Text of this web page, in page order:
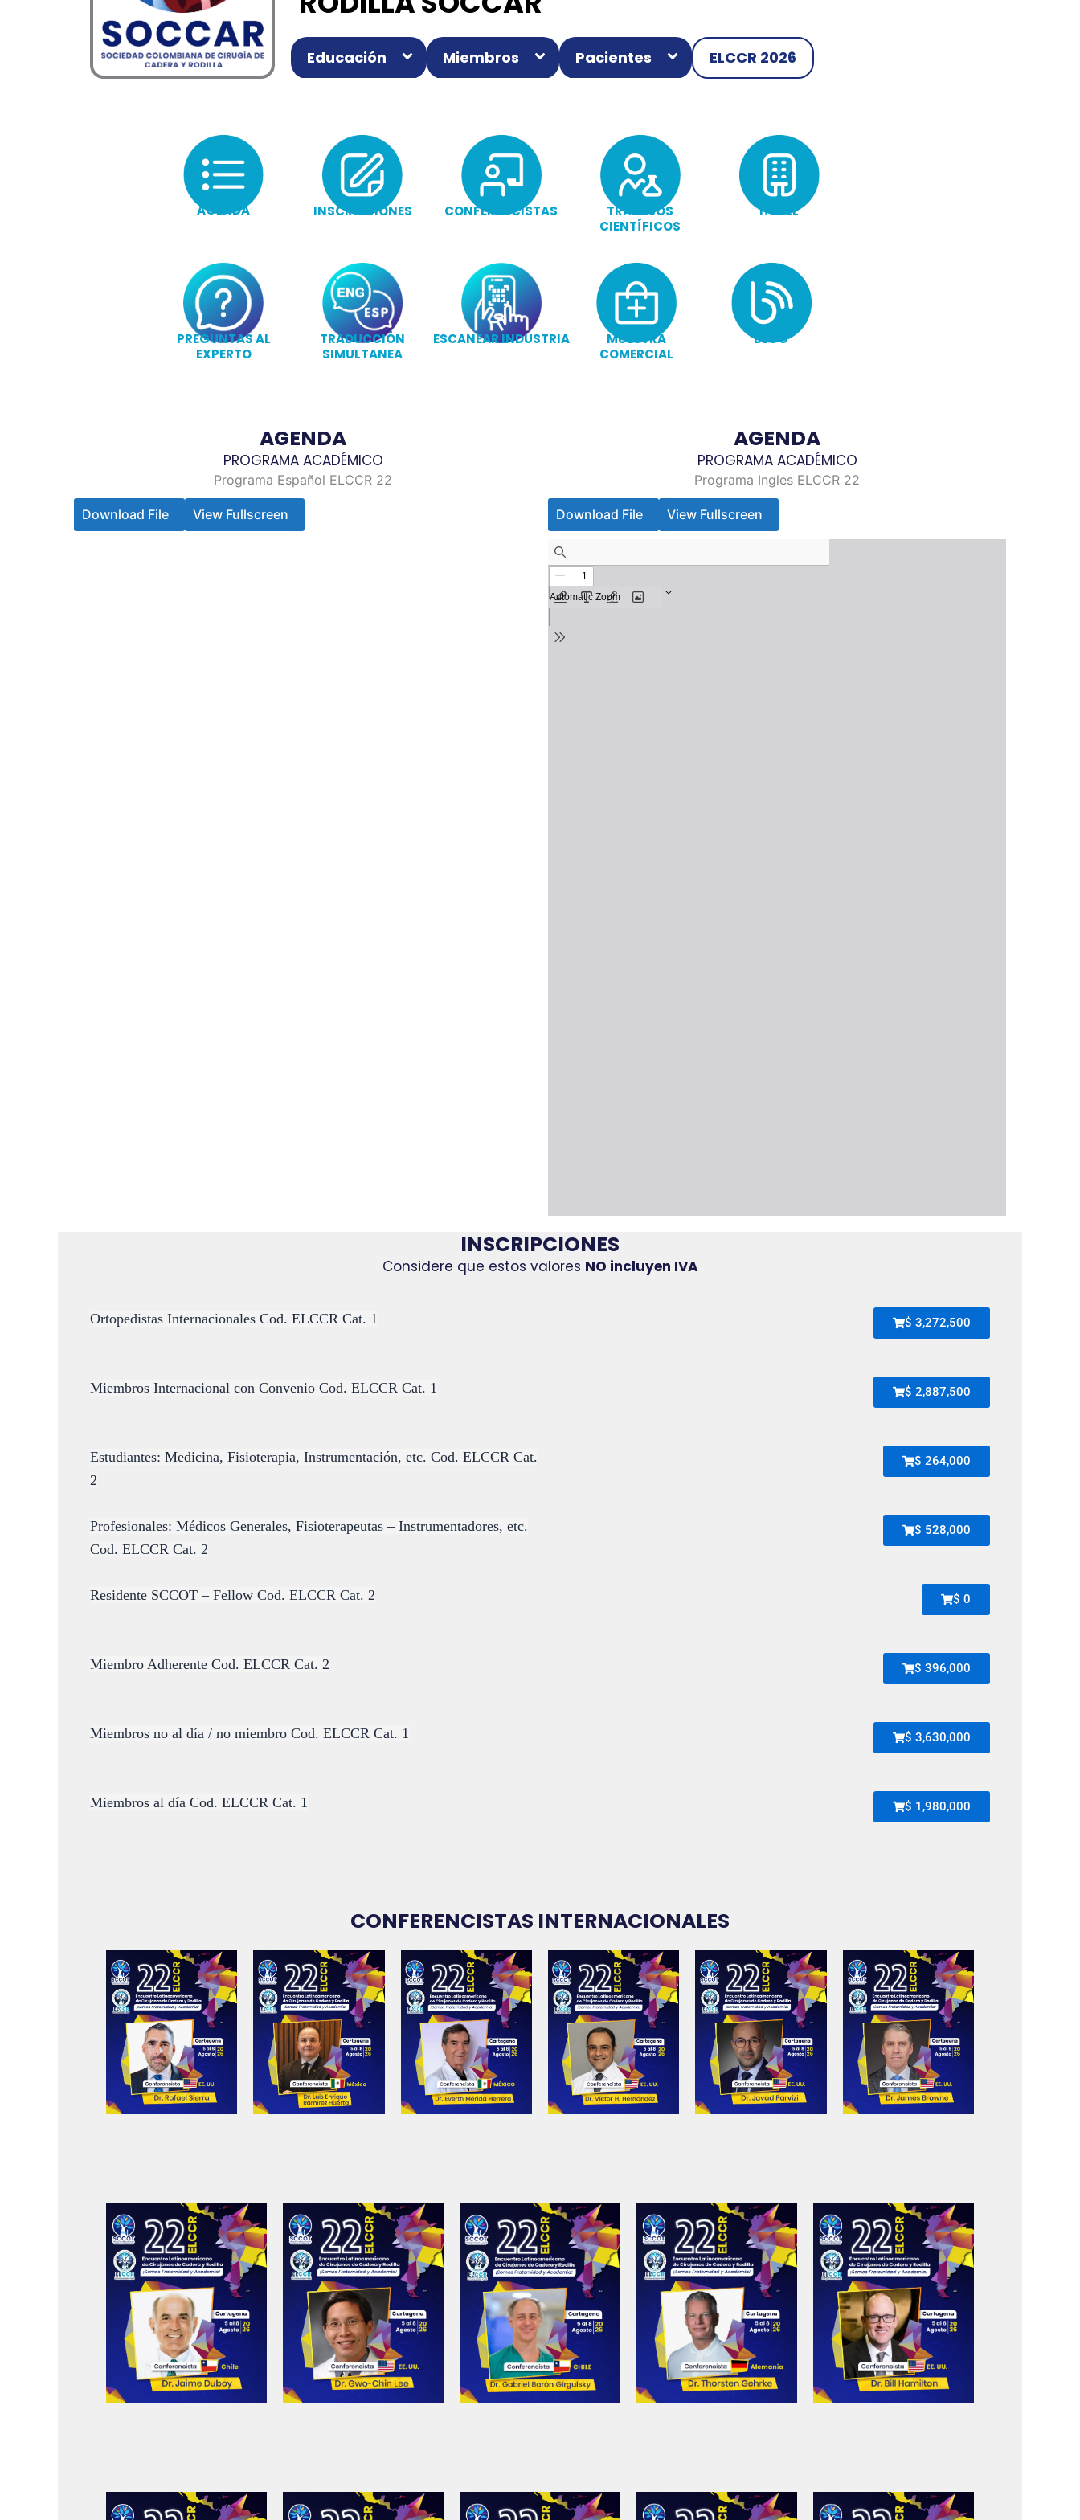
Educación Miembros Pacientes ELCCR 2026
AGENDA INSCRIPCIONES CONFERENCISTAS
TRABAJOS
CIENTÍFICOS
HOTEL
PREGUNTAS AL
EXPERTO
TRADUCCIÓN
SIMULTANEA
ESCANEAR INDUSTRIA
MUESTRA
COMERCIAL
BLOG
AGENDA
PROGRAMA ACADÉMICO
Programa Español ELCCR 22
Download File View Fullscreen
AGENDA
PROGRAMA ACADÉMICO
Programa Ingles ELCCR 22
Download File View Fullscreen
INSCRIPCIONES
Considere que estos valores NO incluyen IVA
Ortopedistas Internacionales Cod. ELCCR Cat. 1 $ 3,272,500
Miembros Internacional con Convenio Cod. ELCCR Cat. 1 $ 2,887,500
Estudiantes: Medicina, Fisioterapia, Instrumentación, etc. Cod. ELCCR Cat.
2
$ 264,000
Profesionales: Médicos Generales, Fisioterapeutas – Instrumentadores, etc.
Cod. ELCCR Cat. 2
$ 528,000
Residente SCCOT – Fellow Cod. ELCCR Cat. 2 $ 0
Miembro Adherente Cod. ELCCR Cat. 2 $ 396,000
Miembros no al día / no miembro Cod. ELCCR Cat. 1 $ 3,630,000
Miembros al día Cod. ELCCR Cat. 1 $ 1,980,000
CONFERENCISTAS INTERNACIONALES